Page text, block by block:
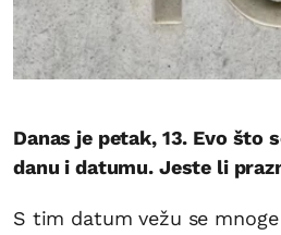
Danas je petak, 13. Evo što
danu i datumu. Jeste li
S tim datum vežu se